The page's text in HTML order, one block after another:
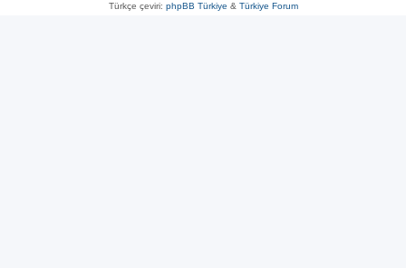
Türkçe çeviri: phpBB Türkiye & Türkiye Forum